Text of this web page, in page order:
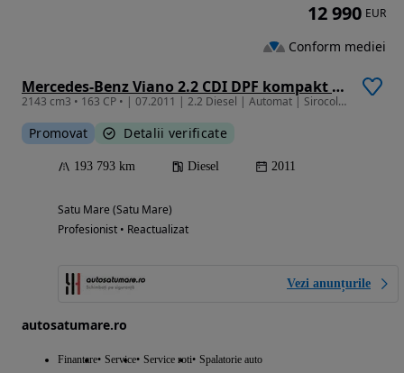
Mercedes-Benz Viano 2.2 CDI DPF kompakt Automatik Function
2143 cm3 • 163 CP • | 07.2011 | 2.2 Diesel | Automat | Sirocol | Garantie | Finantare |
Promovat Detalii verificate
193 793 km Diesel 2011
Satu Mare (Satu Mare)
Profesionist • Reactualizat
Vezi anunțurile
autosatumare.ro
Finantare Service Service roti Spalatorie auto
12 990 EUR
Conform mediei